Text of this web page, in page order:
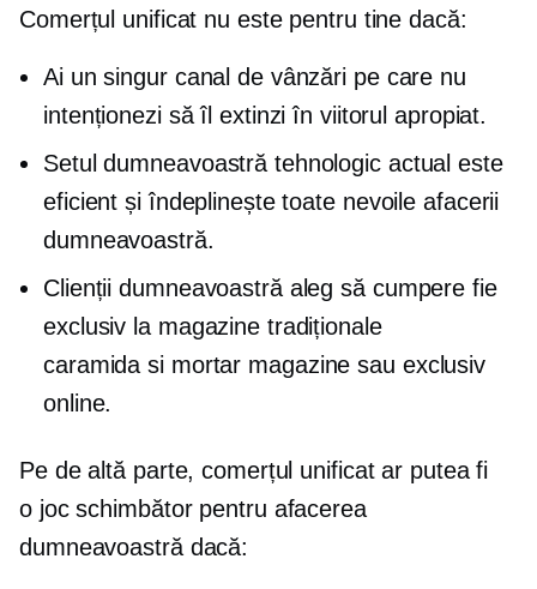
Comerțul unificat nu este pentru tine dacă:
Ai un singur canal de vânzări pe care nu
intenționezi să îl extinzi în viitorul apropiat.
Setul dumneavoastră tehnologic actual este
eficient și îndeplinește toate nevoile afacerii
dumneavoastră.
Clienții dumneavoastră aleg să cumpere fie
exclusiv la magazine tradiționale
caramida si mortar magazine sau exclusiv
online.
Pe de altă parte, comerțul unificat ar putea fi
o joc schimbătorpentru afacerea
dumneavoastră dacă: